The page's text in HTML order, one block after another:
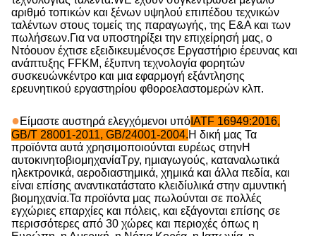
αριθμό τοπικών και ξένων υψηλού επιπέδου τεχνικών
ταλέντων στους τομείς της παραγωγής, της Ε&Α και των
πωλήσεων.Για να υποστηρίξει την επιχείρησή μας, ο
Ντόουον έχτισε εξειδικευμένοςσε Εργαστήριο έρευνας και
ανάπτυξης FFKM, έξυπνη τεχνολογία φορητών
συσκευώνκέντρο και μια εφαρμογή εξάντλησης
ερευνητικού εργαστηρίου φθοροελαστομερών κλπ.
●Είμαστε αυστηρά ελεγχόμενοι υπό IATF 16949:2016,
GB/T 28001-2011, GB/24001-2004.Η δική μας Τα
προϊόντα αυτά χρησιμοποιούνται ευρέως στηνΗ
αυτοκινητοβιομηχανίαΤρy, ημιαγωγούς, καταναλωτικά
ηλεκτρονικά, αεροδιαστημικά, χημικά και άλλα πεδία, και
είναι επίσης αναντικατάστατο κλειδίυλικά στην αμυντική
βιομηχανία.Τα προϊόντα μας πωλούνται σε πολλές
εγχώριες επαρχίες και πόλεις, και εξάγονται επίσης σε
περισσότερες από 30 χώρες και περιοχές όπως η